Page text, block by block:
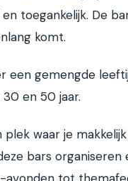
toegankelijk. De
komt.
een gemengde
en 50 jaar.
plek waar je
bars